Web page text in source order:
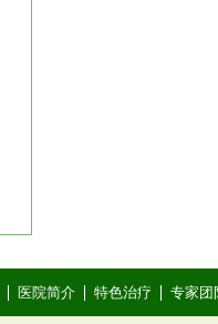
医院简介 特色治疗 专家团